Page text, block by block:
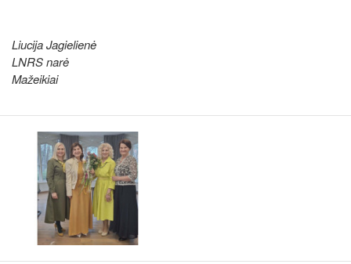
Liucija Jagielienė
LNRS narė
Mažeikiai